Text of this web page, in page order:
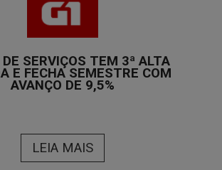
SERVIÇOS TEM 3ª ALTA
E FECHA SEMESTRE COM
AVANÇO DE 9,5%
LEIA MAIS